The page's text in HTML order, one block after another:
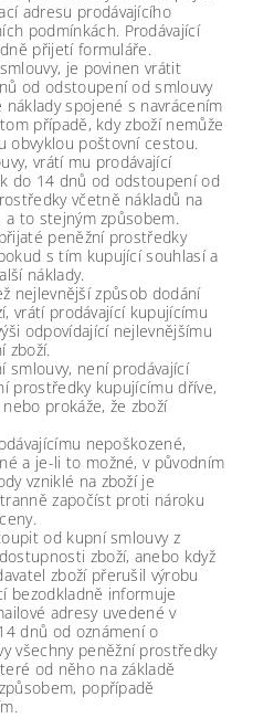
adresu prodávajícího
podmínkách. Prodávající
přijetí formuláře.
je povinen vrátit
od odstoupení od smlouvy
spojené s navrácením
případě, kdy zboží nemůže
obvyklou poštovní cestou.
vrátí mu prodávající
do 14 dnů od odstoupení od
včetně nákladů na
to stejným způsobem.
peněžní prostředky
s tím kupující souhlasí a
náklady.
nejlevnější způsob dodání
vrátí prodávající kupujícímu
odpovídající nejlevnějšímu
zboží.
není prodávající
prostředky kupujícímu dříve,
prokáže, že zboží
nepoškozené,
a je-li to možné, v původním
vzniklé na zboží je
započíst proti nároku
od kupní smlouvy z
zboží, anebo když
zboží přerušil výrobu
bezodkladně informuje
adresy uvedené v
dnů od oznámení o
všechny peněžní prostředky
od něho na základě
popřípadě